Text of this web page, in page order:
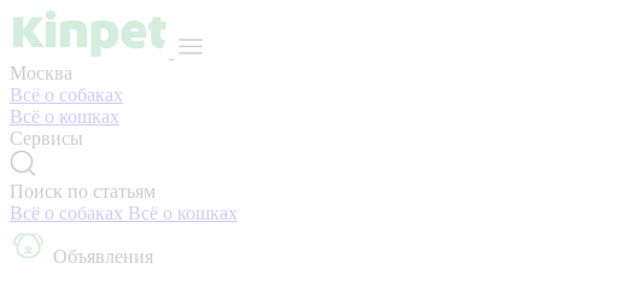
Москва
Всё о собаках
Всё о кошках
Сервисы
Поиск по статьям
Всё о собаках Всё о кошках
Объявления